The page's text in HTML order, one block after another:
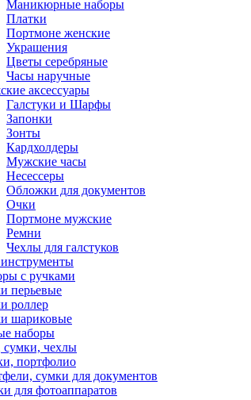
Маникюрные наборы
Платки
Портмоне женские
Украшения
Цветы серебряные
Часы наручные
аксессуары
Галстуки и Шарфы
Запонки
Зонты
Кардхолдеры
Мужские часы
Несессеры
Обложки для документов
Очки
Портмоне мужские
Ремни
Чехлы для галстуков
с ручками
перьевые
роллер
шариковые
наборы
чехлы
портфолио
сумки для документов
для фотоаппаратов